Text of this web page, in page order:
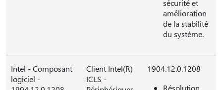
sécurité et
amélioration
de la stabilité
du système.
Intel - Composant
logiciel -
Client Intel(R)
ICLS -
1904.12.0.1208
Résolution